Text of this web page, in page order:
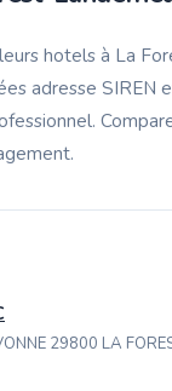
hotels à La
adresse SIREN
29800 LA